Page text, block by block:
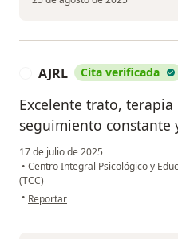
AJRL Cita verificada
Excelente trato,
seguimiento constante
17 de julio de 2025
• Centro Integral Psicológico y
(TCC)
• en opinión del usuario AJRL
Reportar